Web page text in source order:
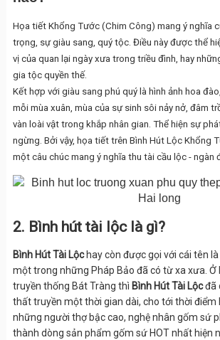
Họa tiết Khổng Tước (Chim Công) mang ý nghĩa
trọng, sự giàu sang, quý tộc. Điều này được thể
vị của quan lại ngày xưa trong triều đình, hay
giatộc quyền thế.
Kết hợp với giàu sang phú quý là hình ảnh hoa
mỗi mùa xuân, mùa của sự sinh sôi nảy nở, đâm
vàn loài vật trong khắp nhân gian. Thể hiện sự
ngừng. Bởi vậy, họa tiết trên Bình Hút Lộc Khổng
một câu chúc mang ý nghĩa thu tài cầu lộc - ngàn
2. Bình hút tài lộc là gì?
Bình Hút Tài Lộchay còn được gọi với cái tên là
một trong những Pháp Bảo đã có từ xa xưa. Ở
truyền thống Bát Tràng thì Bình Hút Tài Lộcđã
thất truyền một thời gian dài, cho tới thời điểm
những người thợ bậc cao, nghệ nhân gốm sứ
thành dòng sản phẩm gốm sứ HOT nhất hiện